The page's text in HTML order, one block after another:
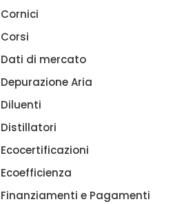
Cornici
Corsi
Dati di mercato
Depurazione Aria
Diluenti
Distillatori
Ecocertificazioni
Ecoefficienza
Finanziamenti e Pagamenti